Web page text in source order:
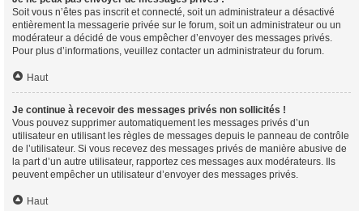
Soit vous n’êtes pas inscrit et connecté, soit un administrateur a désactivé
entièrement la messagerie privée sur le forum, soit un administrateur ou un
modérateur a décidé de vous empêcher d’envoyer des messages privés.
Pour plus d’informations, veuillez contacter un administrateur du forum.
Haut
Je continue à recevoir des messages privés non sollicités !
Vous pouvez supprimer automatiquement les messages privés d’un
utilisateur en utilisant les règles de messages depuis le panneau de contrôle
de l’utilisateur. Si vous recevez des messages privés de manière abusive de
la part d’un autre utilisateur, rapportez ces messages aux modérateurs. Ils
peuvent empêcher un utilisateur d’envoyer des messages privés.
Haut